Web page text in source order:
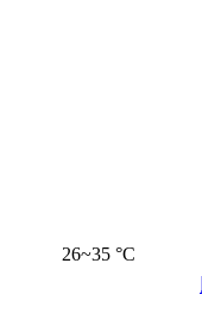
26~35 °C